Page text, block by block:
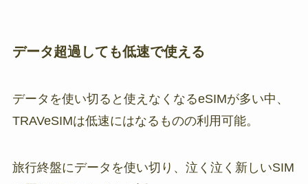
データ超過しても低速で使える
データを使い切ると使えなくなるeSIMが多い中、
TRAVeSIMは低速にはなるものの利用可能。
旅行終盤にデータを使い切り、泣く泣く新しいSIM